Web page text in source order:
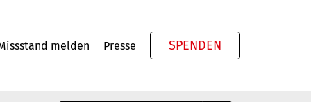
melden Presse SPENDEN